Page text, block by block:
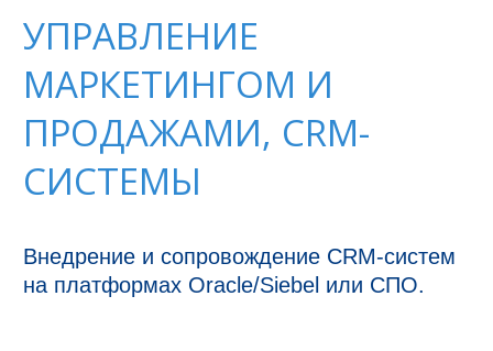
УПРАВЛЕНИЕ
МАРКЕТИНГОМ И
ПРОДАЖАМИ, CRM-
СИСТЕМЫ
Внедрение и сопровождение CRM-систем
на платформах Oracle/Siebel или СПО.